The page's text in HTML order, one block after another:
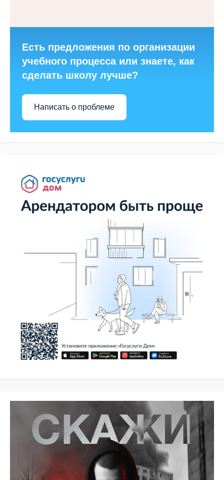
Есть предложения по организации
учебного процесса или знаете, как
сделать школу лучше?
Написать о проблеме